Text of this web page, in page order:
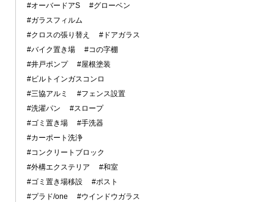
#オーバードアS
#グローベン
#ガラスフィルム
#クロスの張り替え
#ドアガラス
#バイク置き場
#コの字棚
#井戸ポンプ
#屋根塗装
#ビルトインガスコンロ
#三協アルミ
#フェンス設置
#洗濯パン
#スロープ
#ゴミ置き場
#手洗器
#カーポート洗浄
#コンクリートブロック
#外構エクステリア
#和室
#ゴミ置き場移設
#ポスト
#プラド/one
#ウインドウガラス